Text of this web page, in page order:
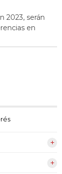
2023, serán
en